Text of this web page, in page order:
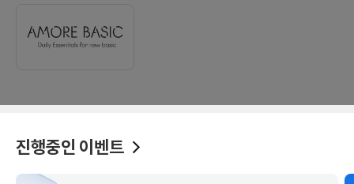
진행중인 이벤트